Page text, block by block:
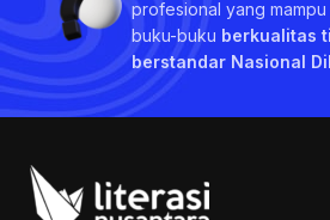
profesional yang mampu
buku-buku berkualitas
berstandar Nasional